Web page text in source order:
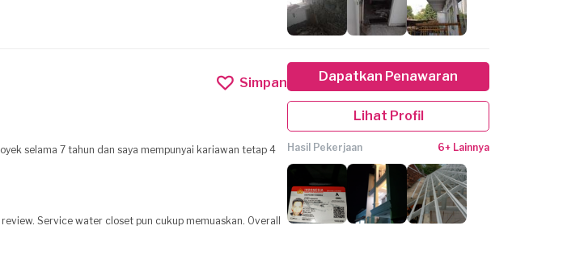
Simpan
selama 7 tahun dan saya mempunyai kariawan tetap 4
Service water closet pun cukup memuaskan. Overall
Dapatkan Penawaran
Lihat Profil
Hasil Pekerjaan 6+ Lainnya